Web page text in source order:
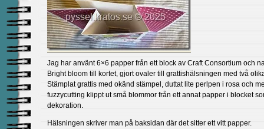
Jag har använt 6×6 papper från ett block av Craft Consortium och
Bright bloom till kortet, gjort ovaler till grattishälsningen med två
Stämplat grattis med okänd stämpel, duttat lite perlpen i rosa och
fuzzycutting klippt ut små blommor från ett annat papper i blocket
dekoration.
Hälsningen skriver man på baksidan där det sitter ett vitt papper.